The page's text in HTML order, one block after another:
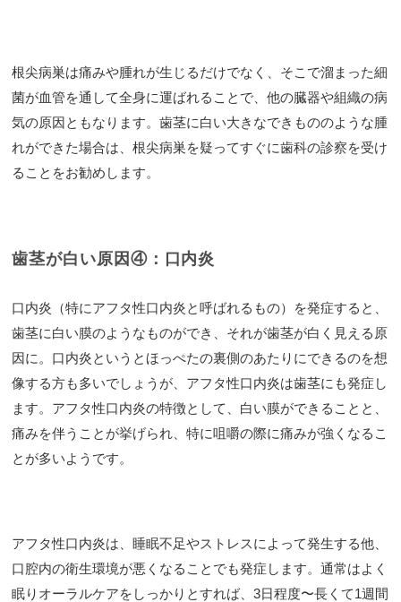
根尖病巣は痛みや腫れが生じるだけでなく、そこで溜まった細
菌が血管を通して全身に運ばれることで、他の臓器や組織の病
気の原因ともなります。歯茎に白い大きなできもののような腫
れができた場合は、根尖病巣を疑ってすぐに歯科の診察を受け
ることをお勧めします。
歯茎が白い原因④：口内炎
口内炎（特にアフタ性口内炎と呼ばれるもの）を発症すると、
歯茎に白い膜のようなものができ、それが歯茎が白く見える原
因に。口内炎というとほっぺたの裏側のあたりにできるのを想
像する方も多いでしょうが、アフタ性口内炎は歯茎にも発症し
ます。アフタ性口内炎の特徴として、白い膜ができることと、
痛みを伴うことが挙げられ、特に咀嚼の際に痛みが強くなるこ
とが多いようです。
アフタ性口内炎は、睡眠不足やストレスによって発生する他、
口腔内の衛生環境が悪くなることでも発症します。通常はよく
眠りオーラルケアをしっかりとすれば、3日程度〜長くて1週間